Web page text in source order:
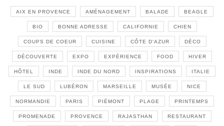
AIX EN PROVENCE AMÉNAGEMENT BALADE BEAGLE
BIO BONNE ADRESSE CALIFORNIE CHIEN
COUPS DE COEUR CUISINE CÔTE D'AZUR DÉCO
DÉCOUVERTE EXPO EXPÉRIENCE FOOD HIVER
HÔTEL INDE INDE DU NORD INSPIRATIONS ITALIE
LE SUD LUBÉRON MARSEILLE MUSÉE NICE
NORMANDIE PARIS PIÉMONT PLAGE PRINTEMPS
PROMENADE PROVENCE RAJASTHAN RESTAURANT